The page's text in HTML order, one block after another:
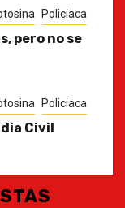
Policiaca
pero no se
Policiaca
Civil